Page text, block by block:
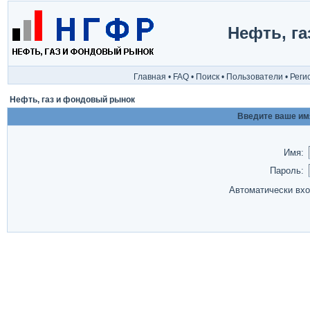
Нефть,
Главная • FAQ • Поиск • Пользователи •
Нефть, газ и фондовый рынок
Введите ваше
Имя:
Пароль:
Автоматически